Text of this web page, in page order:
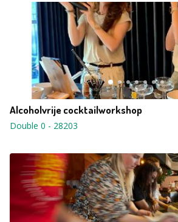
Alcoholvrije cocktailworkshop
Double 0 - 28203